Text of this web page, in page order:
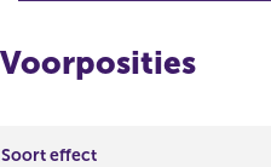
i
g
e
Voorposities
Soort effect